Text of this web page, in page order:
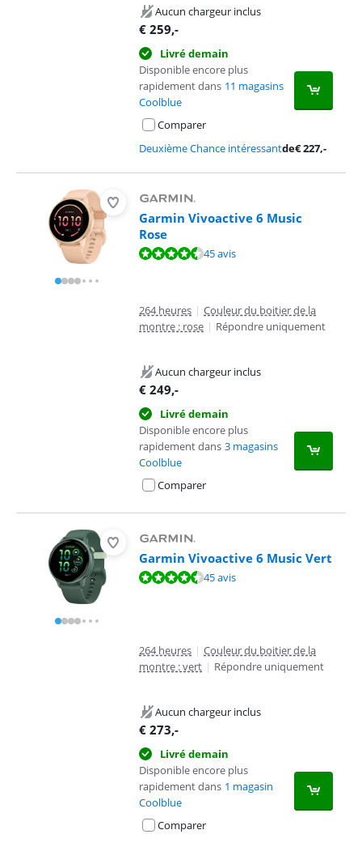
Aucun chargeur inclus
€ 259,-
Livré demain
Disponible encore plus
rapidement dans 11 magasins
Coolblue
Comparer
Deuxième Chance intéressantde€227,-
Garmin Vivoactive 6 Music
Rose
La note est de 8,7 sur 10, basée sur 45 avis.45 avis
264 heures | Couleur du boitier de la
montre : rose | Répondre uniquement
Aucun chargeur inclus
€ 249,-
Livré demain
Disponible encore plus
rapidement dans 3 magasins
Coolblue
Comparer
Garmin Vivoactive 6 Music Vert
La note est de 8,7 sur 10, basée sur 45 avis.45 avis
264 heures | Couleur du boitier de la
montre : vert | Répondre uniquement
Aucun chargeur inclus
€ 273,-
Livré demain
Disponible encore plus
rapidement dans 1 magasin
Coolblue
Comparer